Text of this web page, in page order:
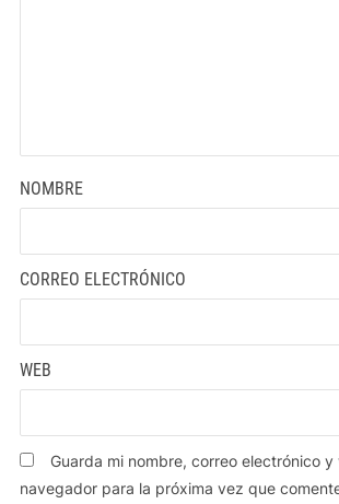
NOMBRE
CORREO ELECTRÓNICO
WEB
Guarda mi nombre, correo electrónico y
navegador para la próxima vez que